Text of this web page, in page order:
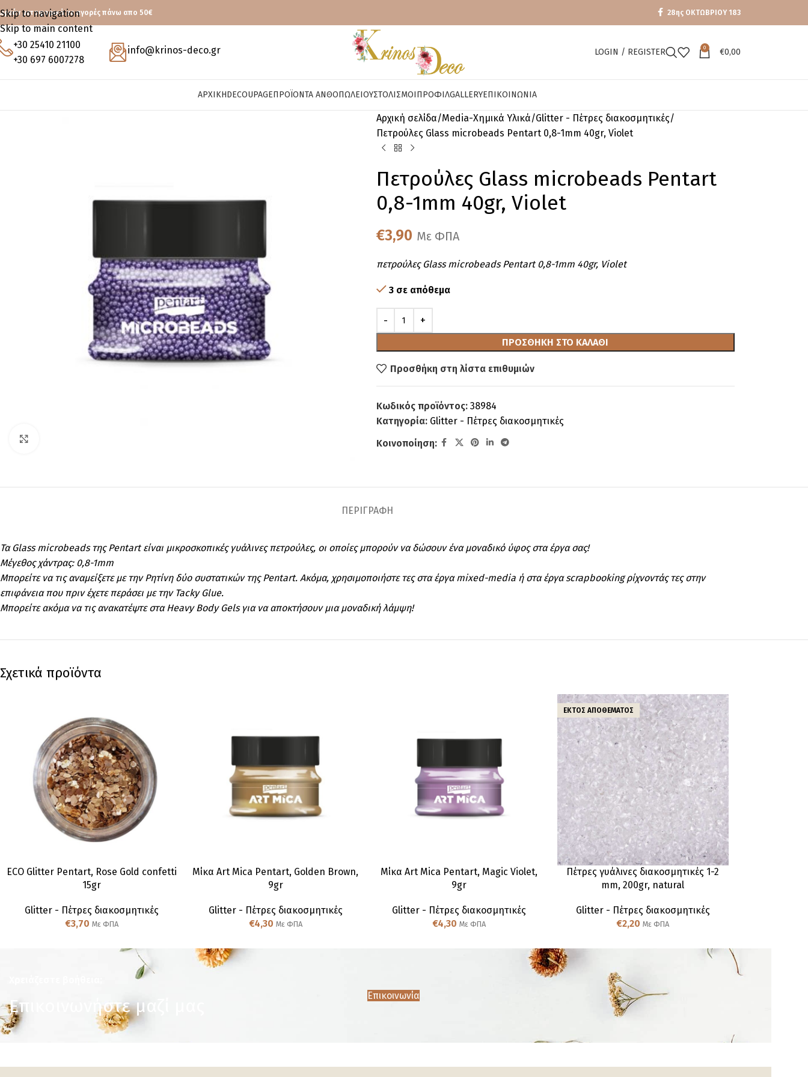
Skip to navigation
Skip to main content
μεταφορικά με αγορές πάνω απο 50€ 28ης ΟΚΤΩΒΡΙΟΥ 183
+30 25410 21100
+30 697 6007278
info@krinos-deco.gr LOGIN / REGISTER 0 €0,00
ΑΡΧΙΚΉDECOUPAGEΠΡΟΪΌΝΤΑ ΑΝΘΟΠΩΛΕΊΟΥΣΤΟΛΙΣΜΟΊΠΡΟΦΊΛGALLERYΕΠΙΚΟΙΝΩΝΊΑ
Αρχική σελίδα Media-Χημικά Υλικά Glitter - Πέτρες διακοσμητικές
Πετρούλες Glass microbeads Pentart 0,8-1mm 40gr, Violet
Πετρούλες Glass microbeads Pentart
0,8-1mm 40gr, Violet
€3,90 Με ΦΠΑ
πετρούλες Glass microbeads Pentart 0,8-1mm 40gr, Violet
3 σε απόθεμα
ΠΡΟΣΘΉΚΗ ΣΤΟ ΚΑΛΆΘΙ
Προσθήκη στη λίστα επιθυμιών
Κωδικός προϊόντος: 38984
Κατηγορία: Glitter - Πέτρες διακοσμητικές
Κοινοποίηση:
ΠΕΡΙΓΡΑΦΉ
Τα Glass microbeads της Pentart είναι μικροσκοπικές γυάλινες πετρούλες, οι οποίες μπορούν να δώσουν ένα μοναδικό ύφος στα έργα σας!
Μέγεθος χάντρας: 0,8-1mm
Μπορείτε να τις αναμείξετε με την Ρητίνη δύο συστατικών της Pentart. Ακόμα, χρησιμοποιήστε τες στα έργα mixed-media ή στα έργα scrapbooking ρίχνοντάς τες στην
επιφάνεια που πριν έχετε περάσει με την Tacky Glue.
Μπορείτε ακόμα να τις ανακατέψτε στα Heavy Body Gels για να αποκτήσουν μια μοναδική λάμψη!
Σχετικά προϊόντα
ECO Glitter Pentart, Rose Gold confetti
15gr
Glitter - Πέτρες διακοσμητικές
€3,70 Με ΦΠΑ
Μίκα Art Mica Pentart, Golden Brown,
9gr
Glitter - Πέτρες διακοσμητικές
€4,30 Με ΦΠΑ
Μίκα Art Mica Pentart, Magic Violet,
9gr
Glitter - Πέτρες διακοσμητικές
€4,30 Με ΦΠΑ
ΕΚΤΌΣ ΑΠΟΘΈΜΑΤΟΣ
Πέτρες γυάλινες διακοσμητικές 1-2
mm, 200gr, natural
Glitter - Πέτρες διακοσμητικές
€2,20 Με ΦΠΑ
Επικοινωνήστε μαζί μας Επικοινωνία